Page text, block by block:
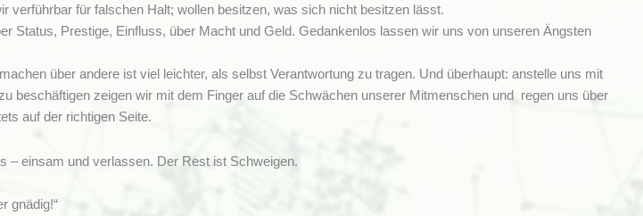
verführbar für falschen Halt; wollen besitzen, was sich nicht besitzen lässt.
Status, Prestige, Einfluss, über Macht und Geld. Gedankenlos lassen wir uns von unseren Ängsten
über andere ist viel leichter, als selbst Verantwortung zu tragen. Und überhaupt: anstelle uns mit
beschäftigen zeigen wir mit dem Finger auf die Schwächen unserer Mitmenschen und regen uns über
auf der richtigen Seite.
– einsam und verlassen. Der Rest ist Schweigen.
gnädig!“